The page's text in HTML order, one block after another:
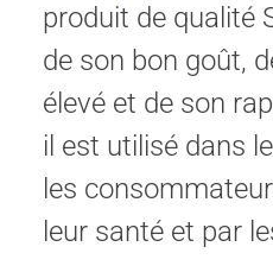
produit de qualité
de son bon goût,
élevé et de son
il est utilisé dans
les
leur santé et par